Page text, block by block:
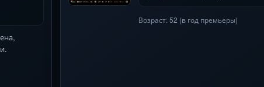
Возраст: 52 (в год премьеры)